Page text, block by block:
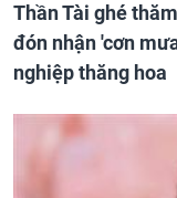
Thần Tài ghé
đón nhận 'cơn
nghiệp thăng hoa